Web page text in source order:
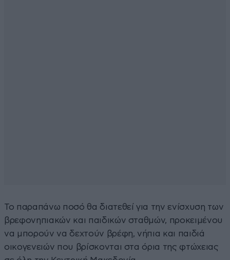
Το παραπάνω ποσό θα διατεθεί για την ενίσχυση των
βρεφονηπιακών και παιδικών σταθμών, προκειμένου
να μπορούν να δεχτούν βρέφη, νήπια και παιδιά
οικογενειών που βρίσκονται στα όρια της φτώχειας